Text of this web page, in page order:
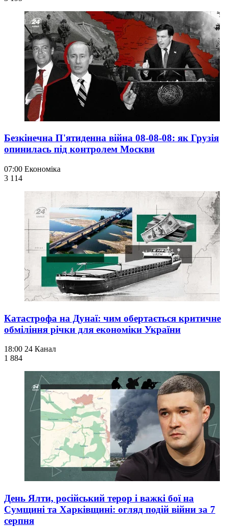
Безкінечна П'ятиденна війна 08-08-08: як Грузія
опинилась під контролем Москви
07:00 Економіка
3 114
Катастрофа на Дунаї: чим обертається критичне
обміління річки для економіки України
18:00 24 Канал
1 884
День Ялти, російський терор і важкі бої на
Сумщині та Харківщині: огляд подій війни за 7
серпня